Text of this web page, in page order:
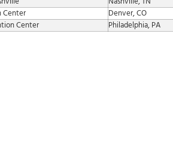
Center Denver, CO
Center Philadelphia, PA